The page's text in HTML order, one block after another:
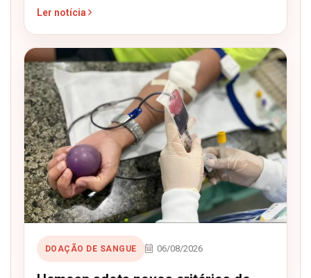
Ler notícia
DOAÇÃO DE SANGUE 06/08/2026